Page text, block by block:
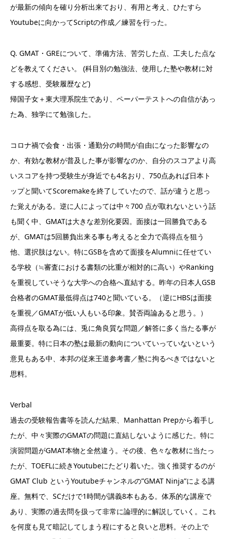
が最新の傾向を確り分析出来ており、有用と考え、ひたすら
Youtubeに向かってScriptの作成／練習を行った。
Q. GMAT・GREについて、準備方法、苦労した点、工夫した点な
どを教えてください。 (科目別の勉強法、使用した塾や教材に対
する感想、受験履歴など)
帰国子女＋東大理系院生であり、ペーパーテストへの自信があっ
た為、独学にて勉強した。
コロナ禍で会食・出張・通勤分の時間が自由になった影響なの
か、有効な教材が普及した事が影響なのか、自分のスコアより高
いスコアを持つ受験生が身近でも4名おり、750点あれば日本ト
ップと聞いてScoremakeを終了していたので、話が違うと思っ
た覚えがある。逆に人によっては中々700 点が取れないという話
も聞く中、GMATは大きな差別化要因。面接は一回勝負である
が、GMATは5回勝負出来る事も考えると全力で高得点を狙う
他、選択肢はない。特にGSBを含めて面接をAlumniに任せてい
る学校（≒審査における書類の比重が相対的に高い）やRanking
を重視していそうな大学への合格へ直結する。昨年の日本人GSB
合格者のGMAT最低得点は740と聞いている。（逆にHBSは面接
を重視／GMATが低い人もいる印象。賛否両論あると思う。）
高得点を取る為には、兎に角良質な問題／解答に多く当たる事が
最重要。特に日本の塾は最新の動向についていっていないという
意見もある中、本邦の従来王道参考書／塾に拘るべきではないと
思料。
Verbal
過去の受験報告書等を読んだ結果、Manhattan Prepから着手し
たが、中々実際のGMATの問題に直結しないように感じた。特に
演習問題がGMAT本物と全然違う。その後、色々な教材に当たっ
たが、TOEFLに続きYoutubeにたどり着いた。強く推奨するのが
GMAT Club というYoutubeチャンネルの”GMAT Ninja”による講
座。無料で、SCだけで1時間が講義8本もある。体系的な講座で
あり、実際の過去問を扱って非常に論理的に解説していく。これ
を何度も見て暗記してしまう程にすると良いと思料。その上で